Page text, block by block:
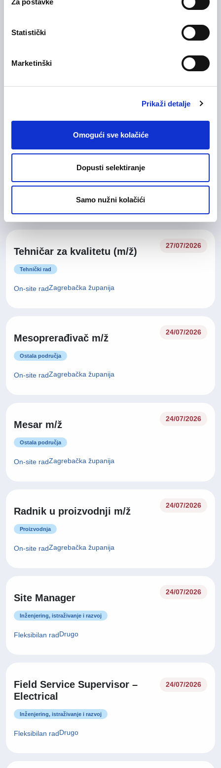
Za postavke
Statistički
Marketinški
Prikaži detalje
Omogući sve kolačiće
Dopusti selektiranje
Samo nužni kolačići
Medicinska sestra (m/ž)
28/07/2026
Glavna medicinska sestra (m/
28/07/2026
Medicinska i zdravstvena njega
Zagrebačka županija
Tehničar za kvalitetu (m/ž)
27/07/2026
Tehnički rad
On-site radZagrebačka županija
Mesoprerađivač m/ž
24/07/2026
Ostala područja
On-site radZagrebačka županija
Mesar m/ž
24/07/2026
Ostala područja
On-site radZagrebačka županija
Radnik u proizvodnji m/ž
24/07/2026
Proizvodnja
On-site radZagrebačka županija
Site Manager
24/07/2026
Inženjering, istraživanje i razvoj
Fleksibilan radDrugo
Field Service Supervisor –
Electrical
24/07/2026
Inženjering, istraživanje i razvoj
Fleksibilan radDrugo